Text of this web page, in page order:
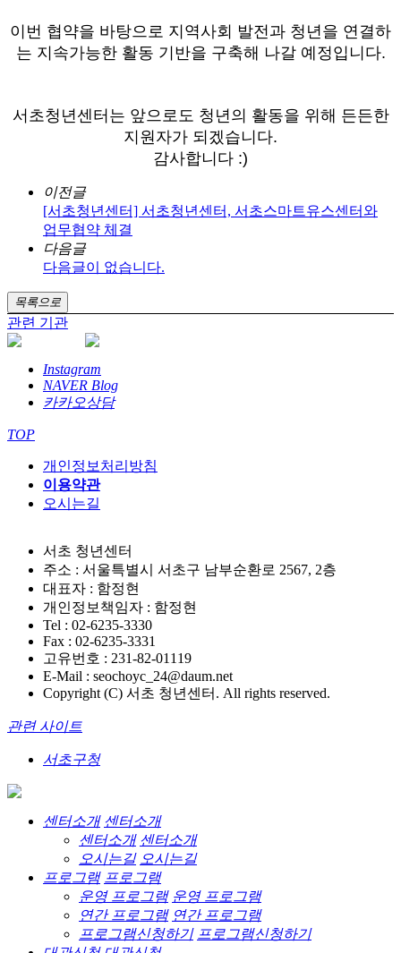
이번 협약을 바탕으로 지역사회 발전과 청년을 연결하
는 지속가능한 활동 기반을 구축해 나갈 예정입니다.
서초청년센터는 앞으로도 청년의 활동을 위해 든든한
지원자가 되겠습니다.
감사합니다 :)
이전글
[서초청년센터] 서초청년센터, 서초스마트유스센터와
업무협약 체결
다음글
다음글이 없습니다.
목록으로
관련 기관
Instagram
NAVER Blog
카카오상담
TOP
개인정보처리방침
이용약관
오시는길
서초 청년센터
주소 : 서울특별시 서초구 남부순환로 2567, 2층
대표자 : 함정현
개인정보책임자 : 함정현
Tel : 02-6235-3330
Fax : 02-6235-3331
고유번호 : 231-82-01119
E-Mail : seochoyc_24@daum.net
Copyright (C) 서초 청년센터. All rights reserved.
관련 사이트
서초구청
센터소개 센터소개
센터소개 센터소개
오시는길 오시는길
프로그램 프로그램
운영 프로그램 운영 프로그램
연간 프로그램 연간 프로그램
프로그램신청하기 프로그램신청하기